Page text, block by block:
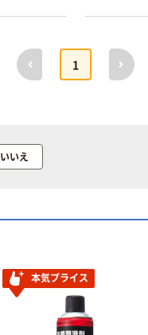
前へ
1
次へ
いいえ
本気プライス